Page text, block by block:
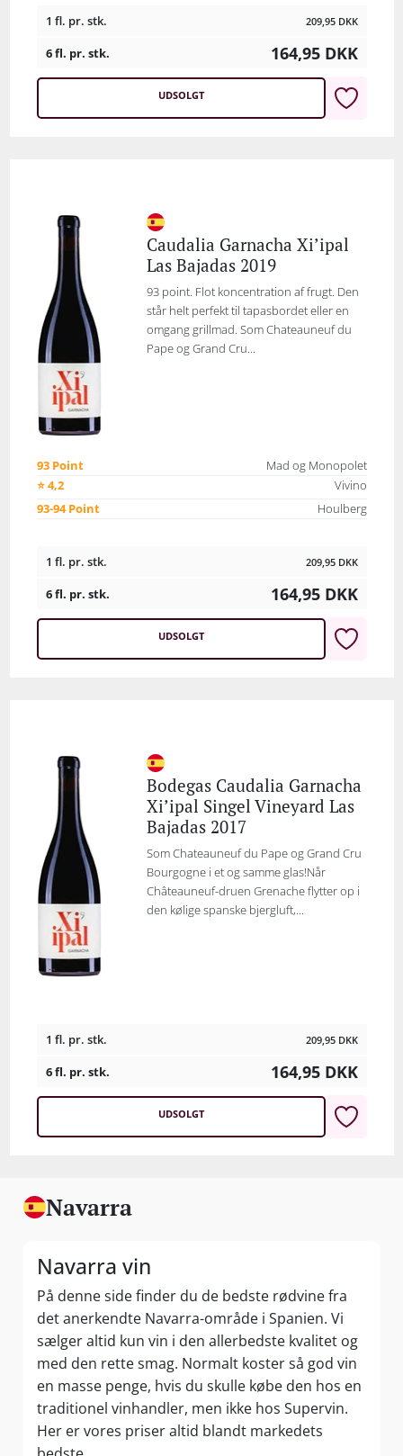
1 fl. pr. stk. 209,95 DKK
6 fl. pr. stk. 164,95 DKK
UDSOLGT
Caudalia Garnacha Xi’ipal
Las Bajadas 2019
93 point. Flot koncentration af frugt. Den
står helt perfekt til tapasbordet eller en
omgang grillmad. Som Chateauneuf du
Pape og Grand Cru...
93 Point
Mad og Monopolet
⭐ 4,2
Vivino
93-94 Point
Houlberg
1 fl. pr. stk. 209,95 DKK
6 fl. pr. stk. 164,95 DKK
UDSOLGT
Bodegas Caudalia Garnacha
Xi’ipal Singel Vineyard Las
Bajadas 2017
Som Chateauneuf du Pape og Grand Cru
Bourgogne i et og samme glas!Når
Châteauneuf-druen Grenache flytter op i
den kølige spanske bjergluft,...
1 fl. pr. stk. 209,95 DKK
6 fl. pr. stk. 164,95 DKK
UDSOLGT
Navarra
Navarra vin
På denne side finder du de bedste rødvine fra
det anerkendte Navarra-område i Spanien. Vi
sælger altid kun vin i den allerbedste kvalitet og
med den rette smag. Normalt koster så god vin
en masse penge, hvis du skulle købe den hos en
traditionel vinhandler, men ikke hos Supervin.
Her er vores priser altid blandt markedets